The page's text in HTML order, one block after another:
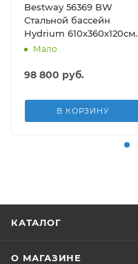
Bestway 56369 BW
Стальной бассейн
Hydrium 610х360х120см,
19929л, песч.фил.-нас
подст.
Мало
98 800 руб.
В КОРЗИНУ
КАТАЛОГ
О МАГАЗИНЕ